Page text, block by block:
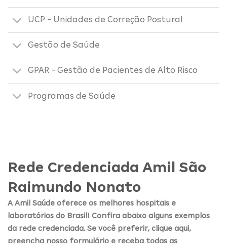
UCP - Unidades de Correção Postural
Gestão de Saúde
GPAR - Gestão de Pacientes de Alto Risco
Programas de Saúde
Rede Credenciada Amil São
Raimundo Nonato
A Amil Saúde oferece os melhores hospitais e
laboratórios do Brasil! Confira abaixo alguns exemplos
da rede credenciada. Se você preferir, clique aqui,
preencha nosso formulário e receba todas as